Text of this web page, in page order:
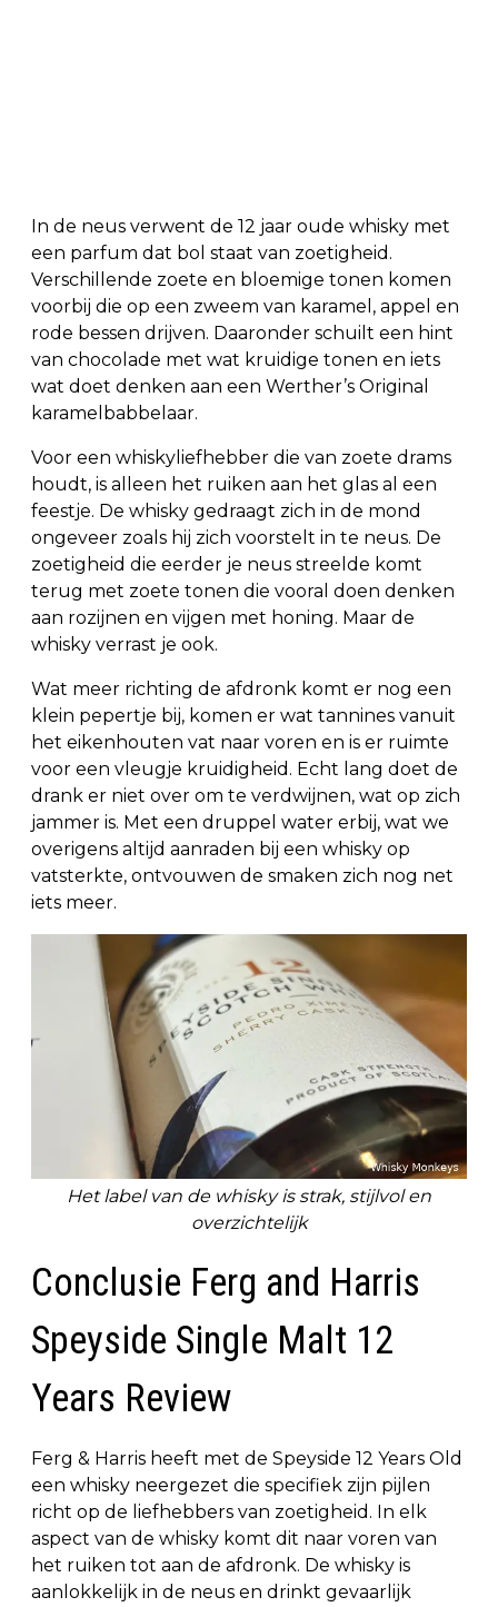
In de neus verwent de 12 jaar oude whisky met
een parfum dat bol staat van zoetigheid.
Verschillende zoete en bloemige tonen komen
voorbij die op een zweem van karamel, appel en
rode bessen drijven. Daaronder schuilt een hint
van chocolade met wat kruidige tonen en iets
wat doet denken aan een Werther’s Original
karamelbabbelaar.
Voor een whiskyliefhebber die van zoete drams
houdt, is alleen het ruiken aan het glas al een
feestje. De whisky gedraagt zich in de mond
ongeveer zoals hij zich voorstelt in te neus. De
zoetigheid die eerder je neus streelde komt
terug met zoete tonen die vooral doen denken
aan rozijnen en vijgen met honing. Maar de
whisky verrast je ook.
Wat meer richting de afdronk komt er nog een
klein pepertje bij, komen er wat tannines vanuit
het eikenhouten vat naar voren en is er ruimte
voor een vleugje kruidigheid. Echt lang doet de
drank er niet over om te verdwijnen, wat op zich
jammer is. Met een druppel water erbij, wat we
overigens altijd aanraden bij een whisky op
vatsterkte, ontvouwen de smaken zich nog net
iets meer.
Het label van de whisky is strak, stijlvol en
overzichtelijk
Conclusie Ferg and Harris
Speyside Single Malt 12
Years Review
Ferg & Harris heeft met de Speyside 12 Years Old
een whisky neergezet die specifiek zijn pijlen
richt op de liefhebbers van zoetigheid. In elk
aspect van de whisky komt dit naar voren van
het ruiken tot aan de afdronk. De whisky is
aanlokkelijk in de neus en drinkt gevaarlijk